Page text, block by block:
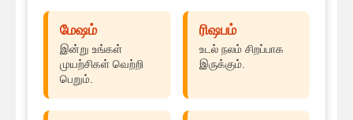
மேஷம்
இன்று உங்கள்
முயற்சிகள் வெற்றி
பெறும்.
ரிஷபம்
உடல் நலம் சிறப்பாக
இருக்கும்.